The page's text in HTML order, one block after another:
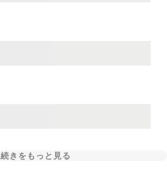
続きをもっと見る